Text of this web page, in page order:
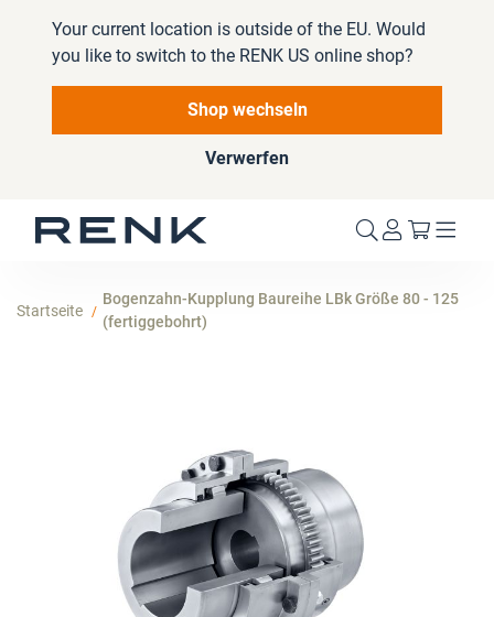
Your current location is outside of the EU. Would
you like to switch to the RENK US online shop?
Shop wechseln
Verwerfen
Mein
Startseite
Bogenzahn-Kupplung Baureihe LBk Größe 80 - 125
(fertiggebohrt)